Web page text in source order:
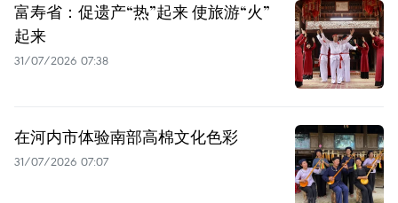
富寿省：促遗产“热”起来 使旅游“火”
起来
31/07/2026 07:38
在河内市体验南部高棉文化色彩
31/07/2026 07:07